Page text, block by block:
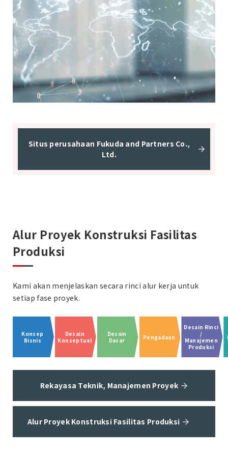
Situs perusahaan Fukuda and Partners Co.,
Ltd.
Alur Proyek Konstruksi Fasilitas
Produksi
Kami akan menjelaskan secara rinci alur kerja untuk
setiap fase proyek.
Konsep
Bisnis
Desain
Konseptual
Desain
Dasar
Pengadaan
Desain Rinci
/
Manajemen
Produksi
Rekayasa Teknik, Manajemen Proyek
Alur Proyek Konstruksi Fasilitas Produksi